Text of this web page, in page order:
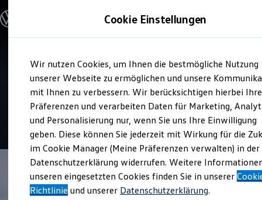
Hauptinhalt
springen
Footer
springen
Modelle und Konfigurator
Modelle vergleichen
Elektroautos
ENERGY Sondermodelle
Nutzfahrzeuge
SUV und CUV
Familienautos
Kombis
Kompaktwagen
Sportwagen
Schnell verfügbare Fahrzeuge
Angebote und Produkte
Aktuelle Angebote
E-Auto-Förderung
Volkswagen Marktplatz
Verkauf und Service
Auto Bierschneider
Ingolstadt
4.7|474 Bewertungen
Cookie Einstellungen
Wir nutzen Cookies, um Ihnen die bestmögliche Nutzung
unserer Webseite zu ermöglichen und unsere
mit Ihnen zu verbessern. Wir berücksichtigen hierbei Ihre
Präferenzen und verarbeiten Daten für Marketing,
und Personalisierung nur, wenn Sie uns Ihre Einwilligung
geben. Diese können Sie jederzeit mit Wirkung für die
im Cookie Manager (Meine Präferenzen verwalten) in der
Datenschutzerklärung widerrufen. Weitere
unseren eingesetzten Cookies finden Sie in unserer
Richtlinie und unserer Datenschutzerklärung.